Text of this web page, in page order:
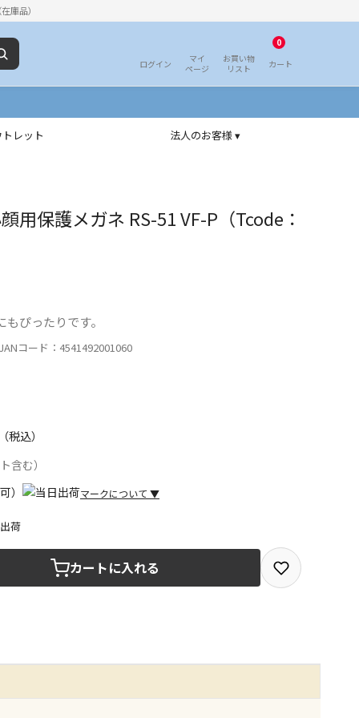
庫品）
ログイン
マイ
ページ
お買い物
リスト
0
カート
レット 法人のお客様 ▾
用保護メガネ RS-51 VF-P（Tcode：
ぴったりです。
コード：4541492001060
（税込）
含む）
マークについて ▼
を選択できる商品です
で受取ができる商品です（宅配便でのお届けができませ
荷
カートに入れる